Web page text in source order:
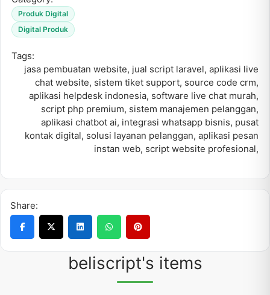
Produk Digital
Digital Produk
Tags:
jasa pembuatan website, jual script laravel, aplikasi live
chat website, sistem tiket support, source code crm,
aplikasi helpdesk indonesia, software live chat murah,
script php premium, sistem manajemen pelanggan,
aplikasi chatbot ai, integrasi whatsapp bisnis, pusat
kontak digital, solusi layanan pelanggan, aplikasi pesan
instan web, script website profesional,
Share:
beliscript's items